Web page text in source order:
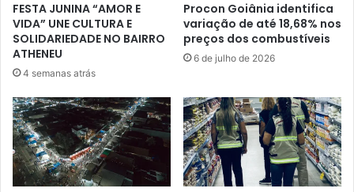
FESTA JUNINA “AMOR E
VIDA” UNE CULTURA E
SOLIDARIEDADE NO BAIRRO
ATHENEU
4 semanas atrás
Procon Goiânia identifica
variação de até 18,68% nos
preços dos combustíveis
6 de julho de 2026